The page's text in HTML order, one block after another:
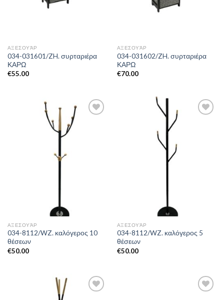
ΑΞΕΣΟΥΆΡ
034-031601/ZH. συρταριέρα
ΚΑΡΩ
€55.00
ΑΞΕΣΟΥΆΡ
034-031602/ZH. συρταριέρα
ΚΑΡΩ
€70.00
ΑΞΕΣΟΥΆΡ
034-8112/WZ. καλόγερος 10
θέσεων
€50.00
ΑΞΕΣΟΥΆΡ
034-8112/WZ. καλόγερος 5
θέσεων
€50.00